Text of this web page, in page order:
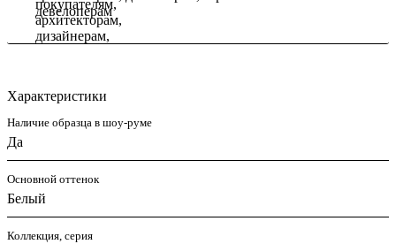
девелоперам
Характеристики
Наличие образца в шоу-руме
Да
Основной оттенок
Белый
Коллекция, серия